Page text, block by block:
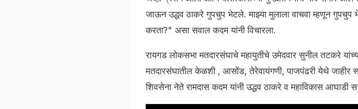
जाऊन उद्धव ठाकरे गुपचुप भेटले. माझ्या मुलाला वाचवा म्हणून गुपचुप
करता?" असा सवाल कदम यांनी विचारला.
रायगड लोकसभा मतदारसंघाचे महायुतीचे उमेदवार सुनील तटकरे यांच्या
मतदारसंघातील केळशी , आसोंड, तेरेवायंगणी, पाजपंढरी येथे जाहीर
शिवसेना नेते रामदास कदम यांनी उद्धव ठाकरे व महाविकास आघाडी